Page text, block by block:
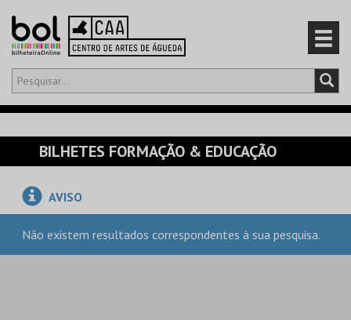
Olá,iniciar sessão
CARRINHO 0
EVENTOS
CARTÕES
BILHETES FORMAÇÃO & EDUCAÇÃO
AVISO
Não existem resultados correspondentes à sua pesquisa.